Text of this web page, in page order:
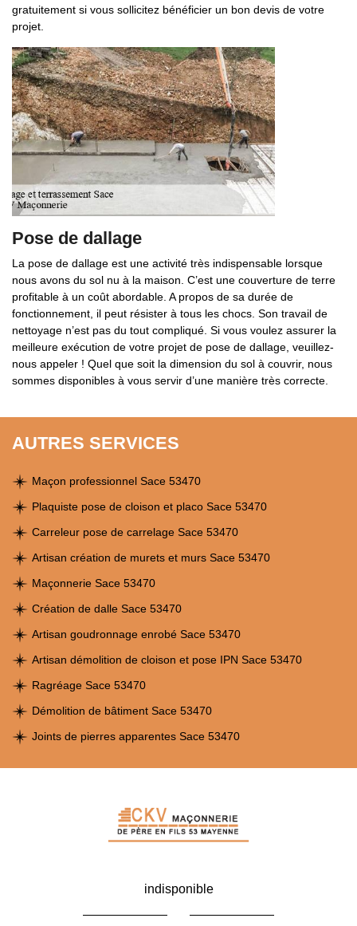
gratuitement si vous sollicitez bénéficier un bon devis de votre
projet.
Pose de dallage
La pose de dallage est une activité très indispensable lorsque
nous avons du sol nu à la maison. C’est une couverture de terre
profitable à un coût abordable. A propos de sa durée de
fonctionnement, il peut résister à tous les chocs. Son travail de
nettoyage n’est pas du tout compliqué. Si vous voulez assurer la
meilleure exécution de votre projet de pose de dallage, veuillez-
nous appeler ! Quel que soit la dimension du sol à couvrir, nous
sommes disponibles à vous servir d’une manière très correcte.
AUTRES SERVICES
Maçon professionnel Sace 53470
Plaquiste pose de cloison et placo Sace 53470
Carreleur pose de carrelage Sace 53470
Artisan création de murets et murs Sace 53470
Maçonnerie Sace 53470
Création de dalle Sace 53470
Artisan goudronnage enrobé Sace 53470
Artisan démolition de cloison et pose IPN Sace 53470
Ragréage Sace 53470
Démolition de bâtiment Sace 53470
Joints de pierres apparentes Sace 53470
indisponible